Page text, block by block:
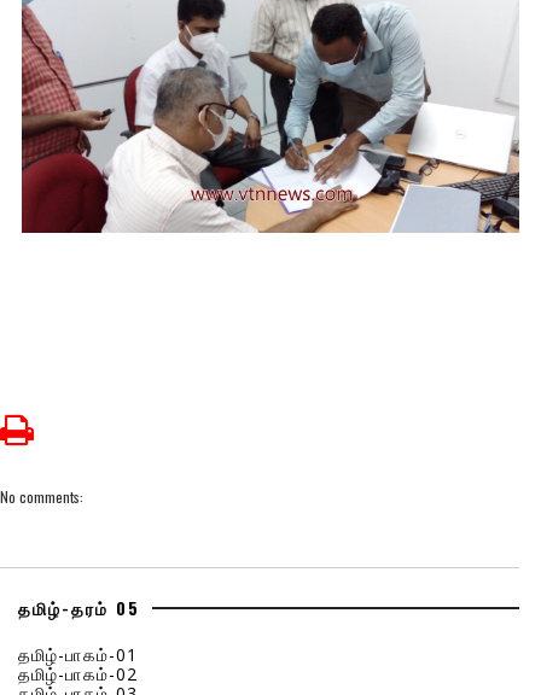
No comments:
தமிழ்-தரம் 05
தமிழ்-பாகம்-01
தமிழ்-பாகம்-02